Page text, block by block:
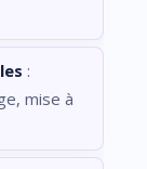
:
mise à